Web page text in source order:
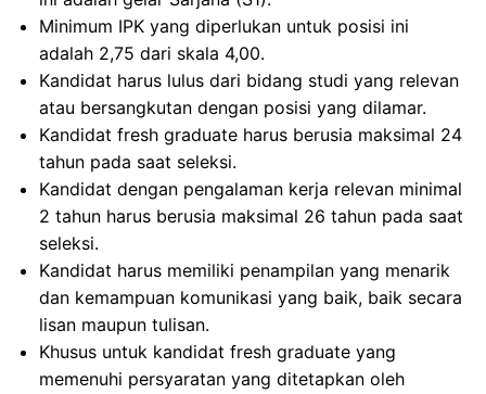
Minimum IPK yang diperlukan untuk posisi ini
adalah 2,75 dari skala 4,00.
Kandidat harus lulus dari bidang studi yang relevan
atau bersangkutan dengan posisi yang dilamar.
Kandidat fresh graduate harus berusia maksimal 24
tahun pada saat seleksi.
Kandidat dengan pengalaman kerja relevan minimal
2 tahun harus berusia maksimal 26 tahun pada saat
seleksi.
Kandidat harus memiliki penampilan yang menarik
dan kemampuan komunikasi yang baik, baik secara
lisan maupun tulisan.
Khusus untuk kandidat fresh graduate yang
memenuhi persyaratan yang ditetapkan oleh